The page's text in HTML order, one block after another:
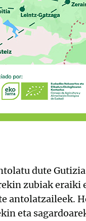
dute
zubiak eraiki
antolatzaileek.
eta